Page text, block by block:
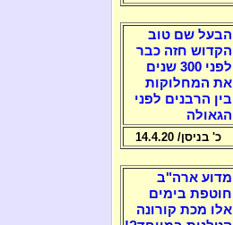
הבעל שם טוב
הקדוש חזה כבר
לפני 300 שנים
את המחלוקות
בין הרבנים לפני
הגאולה
כ' בניסן/ 14.4.20
מדוע ארה"ב
חוטפת בימים
אלו מכת קורונה